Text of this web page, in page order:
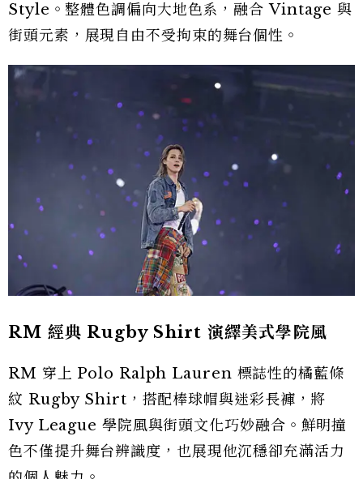
Style。整體色調偏向大地色系，融合 Vintage 與
街頭元素，展現自由不受拘束的舞台個性。
RM 經典 Rugby Shirt 演繹美式學院風
RM 穿上 Polo Ralph Lauren 標誌性的橘藍條
紋 Rugby Shirt，搭配棒球帽與迷彩長褲，將
Ivy League 學院風與街頭文化巧妙融合。鮮明撞
色不僅提升舞台辨識度，也展現他沉穩卻充滿活力